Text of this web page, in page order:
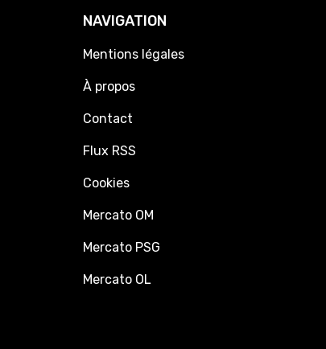
NAVIGATION
Mentions légales
À propos
Contact
Flux RSS
Cookies
Mercato OM
Mercato PSG
Mercato OL